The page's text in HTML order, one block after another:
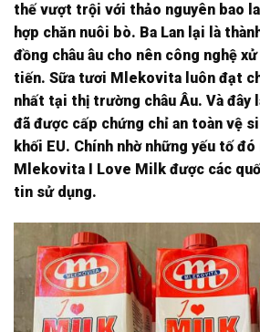
thế vượt trội với thảo nguyên bao
hợp chăn nuôi bò. Ba Lan lại là
đồng châu âu cho nên công nghệ
tiến. Sữa tươi Mlekovita luôn đạt
nhất tại thị trường châu Âu. Và đây
đã được cấp chứng chỉ an toàn vệ
khối EU. Chính nhờ những yếu tố
Mlekovita I Love Milk được các
tin sử dụng.